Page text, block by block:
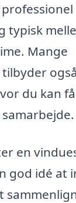
typisk
Mange
også
du kan
en
god idé at